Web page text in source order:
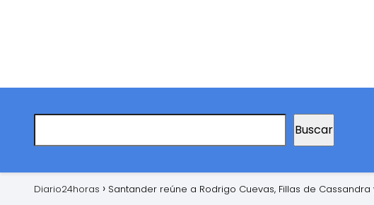
Buscar
Diario24horas Santander reúne a Rodrigo Cuevas, Fillas de